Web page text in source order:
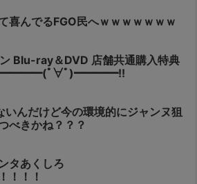
喜んでるFGO民へｗｗｗｗｗｗｗ
ン Blu-ray＆DVD 店舗共通購入特典
ｷﾀ━━━━(ﾟ∀ﾟ)━━━━!!
いんだけど今の環境的にジャンヌ狙
べきかね？？？
タあくしろ
！！！